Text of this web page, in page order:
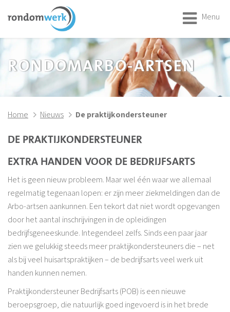
Menu
RONDOMARBO-ARTSEN
Home Nieuws De praktijkondersteuner
DE PRAKTIJKONDERSTEUNER
EXTRA HANDEN VOOR DE BEDRIJFSARTS
Het is geen nieuw probleem. Maar wel één waar we allemaal
regelmatig tegenaan lopen: er zijn meer ziekmeldingen dan de
Arbo-artsen aankunnen. Een tekort dat niet wordt opgevangen
door het aantal inschrijvingen in de opleidingen
bedrijfsgeneeskunde. Integendeel zelfs. Sinds een paar jaar
zien we gelukkig steeds meer praktijkondersteuners die – net
als bij veel huisartspraktijken – de bedrijfsarts veel werk uit
handen kunnen nemen.
Praktijkondersteuner Bedrijfsarts (POB) is een nieuwe
beroepsgroep, die natuurlijk goed ingevoerd is in het brede